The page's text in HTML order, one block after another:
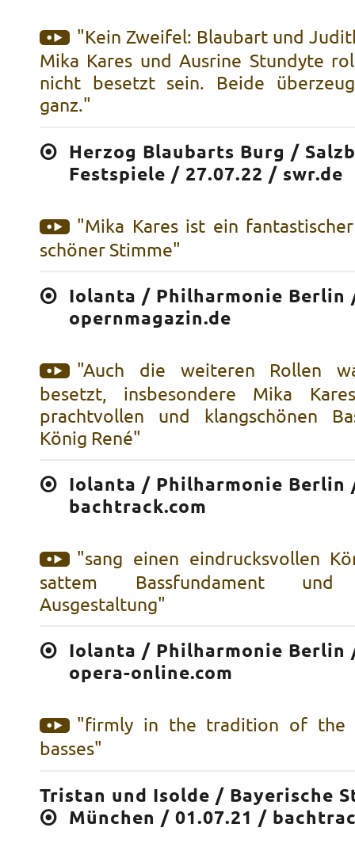
"Kein Zweifel: Blaubart und
Mika Kares und Ausrine Stundyte
nicht besetzt sein. Beide
ganz."
Herzog Blaubarts Burg /
Festspiele / 27.07.22 / swr.de
"Mika Kares ist ein
schöner Stimme"
Iolanta / Philharmonie Berlin
opernmagazin.de
"Auch die weiteren Rollen
besetzt, insbesondere Mika
prachtvollen und klangschönen
König René"
Iolanta / Philharmonie Berlin
bachtrack.com
"sang einen eindrucksvollen
sattem Bassfundament und
Ausgestaltung"
Iolanta / Philharmonie Berlin
opera-online.com
"firmly in the tradition of the
basses"
Tristan und Isolde / Bayerische
München / 01.07.21 /